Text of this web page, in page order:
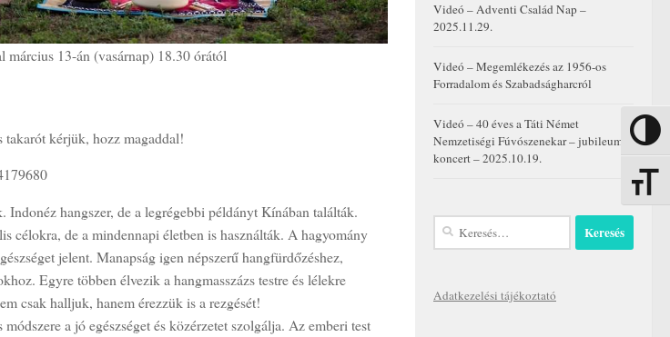
Nagy
13-án (vasárnap) 18.30 órától
takarót kérjük, hozz magaddal!
Indonéz hangszer, de a legrégebbi példányt Kínában találták.
célokra, de a mindennapi életben is használták. A hagyomány
jelent. Manapság igen népszerű hangfürdőzéshez,
Egyre többen élvezik a hangmasszázs testre és lélekre
csak halljuk, hanem érezzük is a rezgését!
a jó egészséget és közérzetet szolgálja. Az emberi test
Videó – Adventi Család Nap –
2025.11.29.
Videó – Megemlékezés az 1956-os
Forradalom és Szabadságharcról
Videó – 40 éves a Táti Német
Nemzetiségi Fúvószenekar – jubileumi
koncert – 2025.10.19.
Keresés:
Adatkezelési tájékoztató